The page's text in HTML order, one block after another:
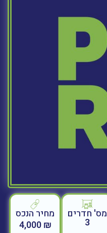
מס' חדרים
3
מחיר הנכס
₪ 4,000